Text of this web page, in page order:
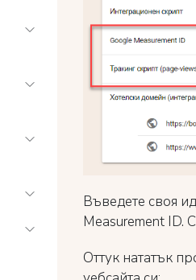
Въведете своя
Measurement ID.
Оттук нататък